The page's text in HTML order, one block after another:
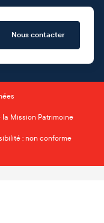
Nous contacter
la Mission Patrimoine
: non conforme